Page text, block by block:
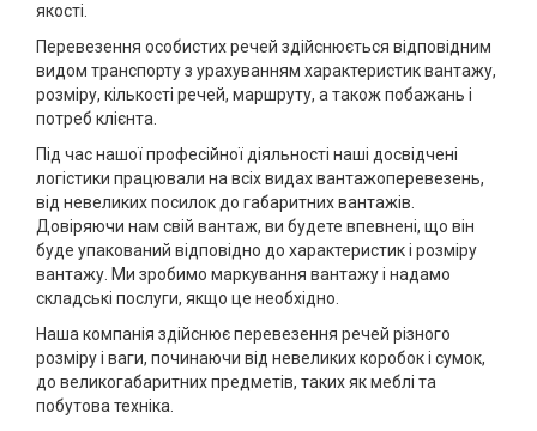
якості.
Перевезення особистих речей здійснюється відповідним
видом транспорту з урахуванням характеристик вантажу,
розміру, кількості речей, маршруту, а також побажань і
потреб клієнта.
Під час нашої професійної діяльності наші досвідчені
логістики працювали на всіх видах вантажоперевезень,
від невеликих посилок до габаритних вантажів.
Довіряючи нам свій вантаж, ви будете впевнені, що він
буде упакований відповідно до характеристик і розміру
вантажу. Ми зробимо маркування вантажу і надамо
складські послуги, якщо це необхідно.
Наша компанія здійснює перевезення речей різного
розміру і ваги, починаючи від невеликих коробок і сумок,
до великогабаритних предметів, таких як меблі та
побутова техніка.